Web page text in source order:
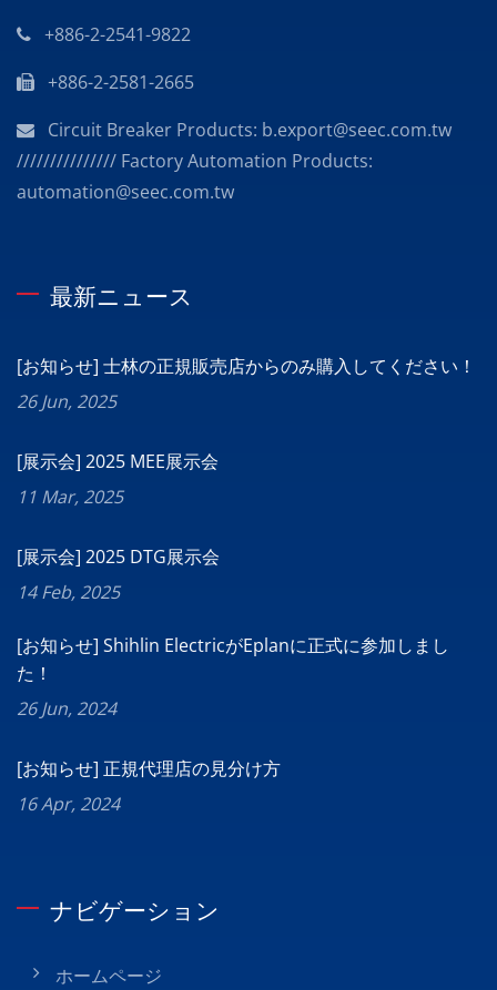
+886-2-2541-9822
+886-2-2581-2665
Circuit Breaker Products: b.export@seec.com.tw
/////////////// Factory Automation Products:
automation@seec.com.tw
最新ニュース
[お知らせ] 士林の正規販売店からのみ購入してください！
26 Jun, 2025
[展示会] 2025 MEE展示会
11 Mar, 2025
[展示会] 2025 DTG展示会
14 Feb, 2025
[お知らせ] Shihlin ElectricがEplanに正式に参加しまし
た！
26 Jun, 2024
[お知らせ] 正規代理店の見分け方
16 Apr, 2024
ナビゲーション
ホームページ